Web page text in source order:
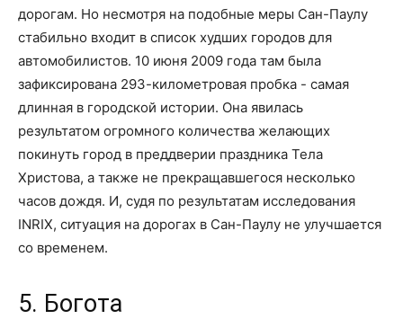
дорогам. Но несмотря на подобные меры Сан-Паулу
стабильно входит в список худших городов для
автомобилистов. 10 июня 2009 года там была
зафиксирована 293-километровая пробка - самая
длинная в городской истории. Она явилась
результатом огромного количества желающих
покинуть город в преддверии праздника Тела
Христова, а также не прекращавшегося несколько
часов дождя. И, судя по результатам исследования
INRIX, ситуация на дорогах в Сан-Паулу не улучшается
со временем.
5. Богота